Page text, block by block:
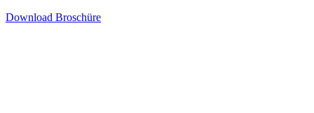
Download Broschüre